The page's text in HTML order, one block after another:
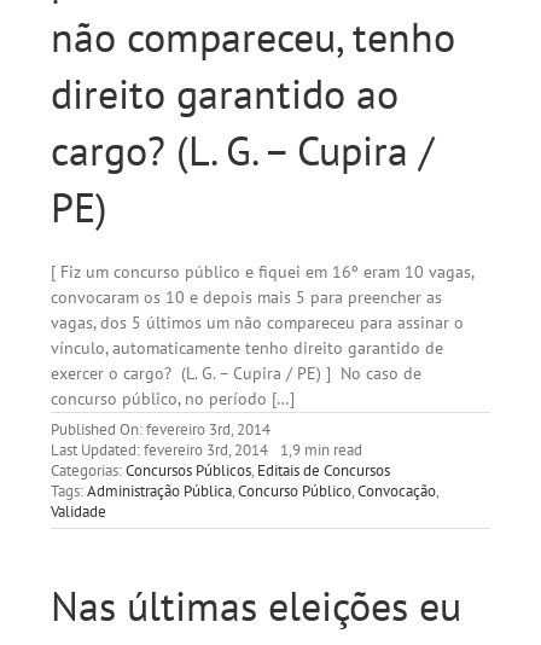
não compareceu, tenho
direito garantido ao
cargo? (L. G. – Cupira /
PE)
[ Fiz um concurso público e fiquei em 16º eram 10 vagas,
convocaram os 10 e depois mais 5 para preencher as
vagas, dos 5 últimos um não compareceu para assinar o
vínculo, automaticamente tenho direito garantido de
exercer o cargo? (L. G. – Cupira / PE) ] No caso de
concurso público, no período […]
Published On: fevereiro 3rd, 2014
Last Updated: fevereiro 3rd, 2014
1,9 min read
Categorias:Concursos Públicos, Editais de Concursos
Tags:Administração Pública,Concurso Público,Convocação,
Validade
Nas últimas eleições eu